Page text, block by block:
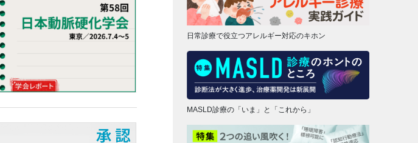
日常診療で役立つアレルギー対応のキホン
MASLD診療の「いま」と「これから」